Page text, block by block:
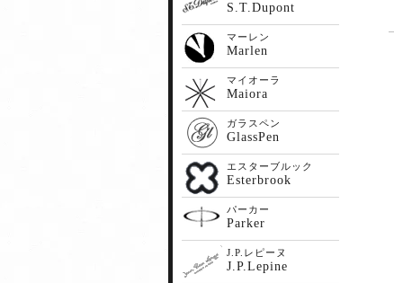
S.T.Dupont
マーレン
Marlen
マイオーラ
Maiora
ガラスペン
GlassPen
エスターブルック
Esterbrook
パーカー
Parker
J.P.レピーヌ
J.P.Lepine